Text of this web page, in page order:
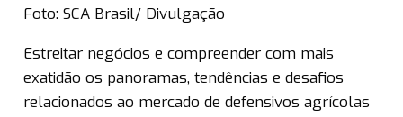
Foto: SCA Brasil/ Divulgação
Estreitar negócios e compreender com mais
exatidão os panoramas, tendências e desafios
relacionados ao mercado de defensivos agrícolas